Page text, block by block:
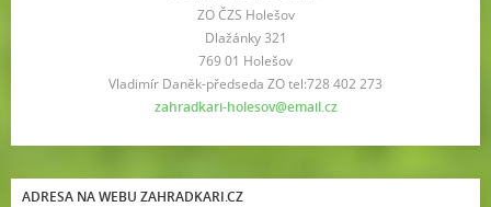
ZO ČZS Holešov
Dlažánky 321
769 01 Holešov
Vladimír Daněk-předseda ZO tel:728 402 273
zahradkari-holesov@email.cz
ADRESA NA WEBU ZAHRADKARI.CZ